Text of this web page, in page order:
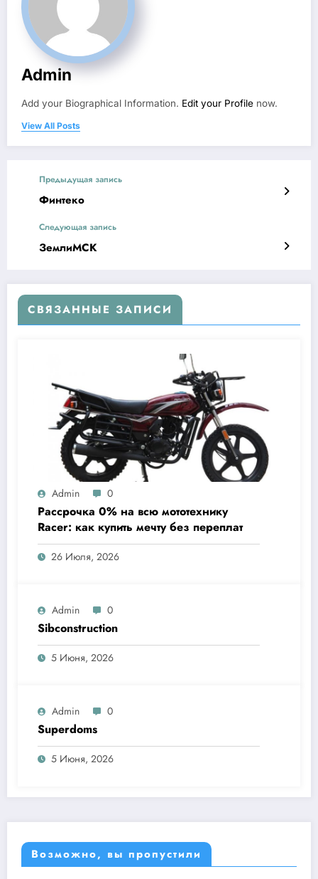
Admin
Add your Biographical Information. Edit your Profile now.
View All Posts
Предыдущая запись
Финтеко
Следующая запись
ЗемлиМСК
СВЯЗАННЫЕ ЗАПИСИ
Admin 0
Рассрочка 0% на всю мототехнику
Racer: как купить мечту без переплат
26 Июля, 2026
Admin 0
Sibconstruction
5 Июня, 2026
Admin 0
Superdoms
5 Июня, 2026
Возможно, вы пропустили